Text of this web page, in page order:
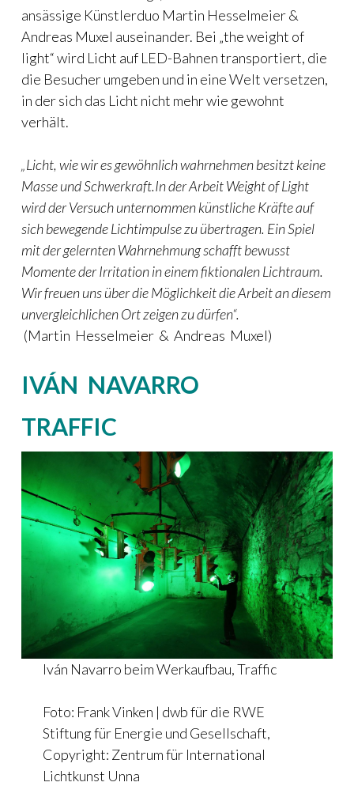
ansässige Künstlerduo Martin Hesselmeier &
Andreas Muxel auseinander. Bei „the weight of
light“ wird Licht auf LED-Bahnen transportiert, die
die Besucher umgeben und in eine Welt versetzen,
in der sich das Licht nicht mehr wie gewohnt
verhält.
„Licht, wie wir es gewöhnlich wahrnehmen besitzt keine
Masse und Schwerkraft.In der Arbeit Weight of Light
wird der Versuch unternommen künstliche Kräfte auf
sich bewegende Lichtimpulse zu übertragen. Ein Spiel
mit der gelernten Wahrnehmung schafft bewusst
Momente der Irritation in einem fiktionalen Lichtraum.
Wir freuen uns über die Möglichkeit die Arbeit an diesem
unvergleichlichen Ort zeigen zu dürfen“.
(Martin Hesselmeier & Andreas Muxel)
IVÁN NAVARRO
TRAFFIC
Iván Navarro beim Werkaufbau, Traffic
Foto: Frank Vinken | dwb für die RWE
Stiftung für Energie und Gesellschaft,
Copyright: Zentrum für International
Lichtkunst Unna